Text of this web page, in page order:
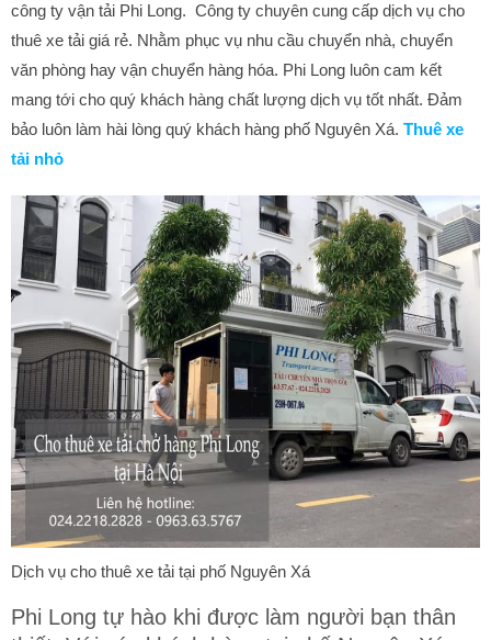
công ty vận tải Phi Long. Công ty chuyên cung cấp dịch vụ cho
thuê xe tải giá rẻ. Nhằm phục vụ nhu cầu chuyển nhà, chuyển
văn phòng hay vận chuyển hàng hóa. Phi Long luôn cam kết
mang tới cho quý khách hàng chất lượng dịch vụ tốt nhất. Đảm
bảo luôn làm hài lòng quý khách hàng phố Nguyên Xá. Thuê xe
tải nhỏ
Dịch vụ cho thuê xe tải tại phố Nguyên Xá
Phi Long tự hào khi được làm người bạn thân